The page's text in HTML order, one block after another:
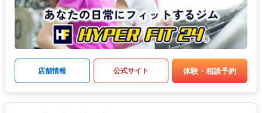
店舗情報 公式サイト 体験・相談予約